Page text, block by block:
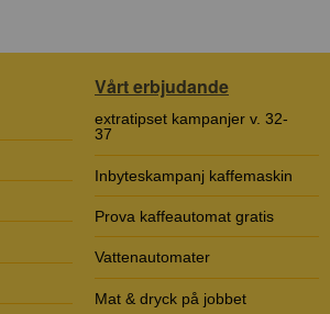
Vårt erbjudande
extratipset kampanjer v. 32-
37
Inbyteskampanj kaffemaskin
Prova kaffeautomat gratis
Vattenautomater
Mat & dryck på jobbet